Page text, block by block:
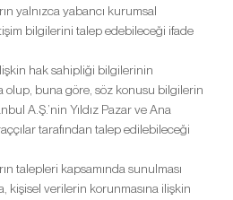
yalnızca yabancı kurumsal
bilgilerini talep edebileceği ifade
hak sahipliği bilgilerinin
olup, buna göre, söz konusu bilgilerin
A.Ş.’nin Yıldız Pazar ve Ana
tarafından talep edilebileceği
talepleri kapsamında sunulması
kişisel verilerin korunmasına ilişkin